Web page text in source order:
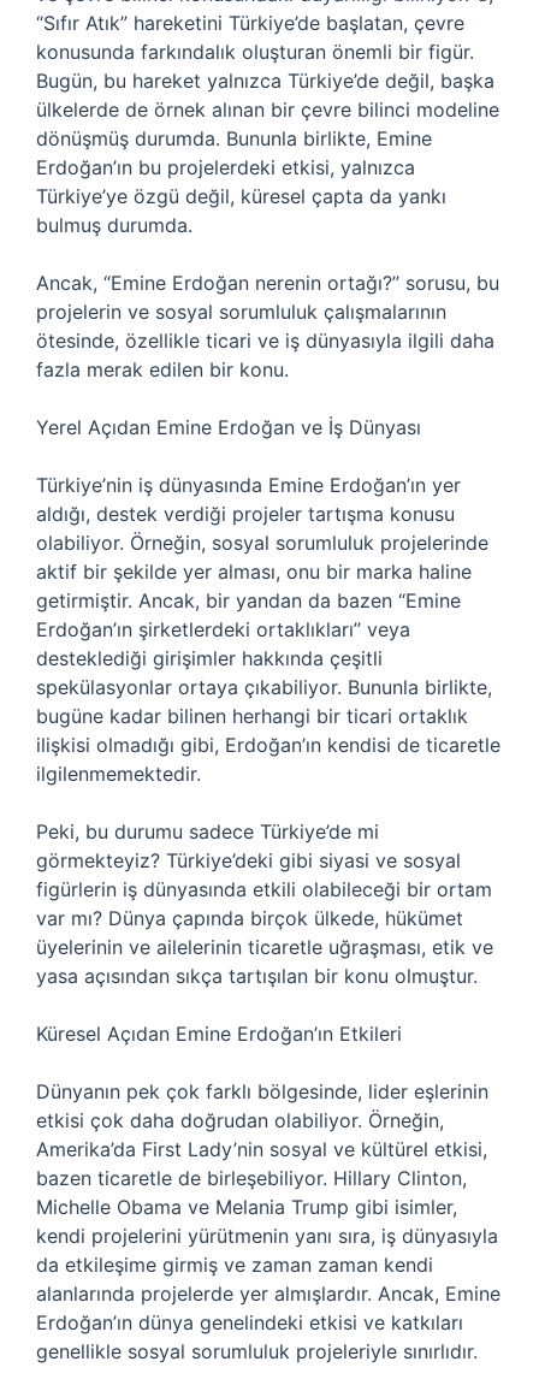
“Sıfır Atık” hareketini Türkiye’de başlatan, çevre
konusunda farkındalık oluşturan önemli bir figür.
Bugün, bu hareket yalnızca Türkiye’de değil, başka
ülkelerde de örnek alınan bir çevre bilinci modeline
dönüşmüş durumda. Bununla birlikte, Emine
Erdoğan’ın bu projelerdeki etkisi, yalnızca
Türkiye’ye özgü değil, küresel çapta da yankı
bulmuş durumda.
Ancak, “Emine Erdoğan nerenin ortağı?” sorusu, bu
projelerin ve sosyal sorumluluk çalışmalarının
ötesinde, özellikle ticari ve iş dünyasıyla ilgili daha
fazla merak edilen bir konu.
Yerel Açıdan Emine Erdoğan ve İş Dünyası
Türkiye’nin iş dünyasında Emine Erdoğan’ın yer
aldığı, destek verdiği projeler tartışma konusu
olabiliyor. Örneğin, sosyal sorumluluk projelerinde
aktif bir şekilde yer alması, onu bir marka haline
getirmiştir. Ancak, bir yandan da bazen “Emine
Erdoğan’ın şirketlerdeki ortaklıkları” veya
desteklediği girişimler hakkında çeşitli
spekülasyonlar ortaya çıkabiliyor. Bununla birlikte,
bugüne kadar bilinen herhangi bir ticari ortaklık
ilişkisi olmadığı gibi, Erdoğan’ın kendisi de ticaretle
ilgilenmemektedir.
Peki, bu durumu sadece Türkiye’de mi
görmekteyiz? Türkiye’deki gibi siyasi ve sosyal
figürlerin iş dünyasında etkili olabileceği bir ortam
var mı? Dünya çapında birçok ülkede, hükümet
üyelerinin ve ailelerinin ticaretle uğraşması, etik ve
yasa açısından sıkça tartışılan bir konu olmuştur.
Küresel Açıdan Emine Erdoğan’ın Etkileri
Dünyanın pek çok farklı bölgesinde, lider eşlerinin
etkisi çok daha doğrudan olabiliyor. Örneğin,
Amerika’da First Lady’nin sosyal ve kültürel etkisi,
bazen ticaretle de birleşebiliyor. Hillary Clinton,
Michelle Obama ve Melania Trump gibi isimler,
kendi projelerini yürütmenin yanı sıra, iş dünyasıyla
da etkileşime girmiş ve zaman zaman kendi
alanlarında projelerde yer almışlardır. Ancak, Emine
Erdoğan’ın dünya genelindeki etkisi ve katkıları
genellikle sosyal sorumluluk projeleriyle sınırlıdır.